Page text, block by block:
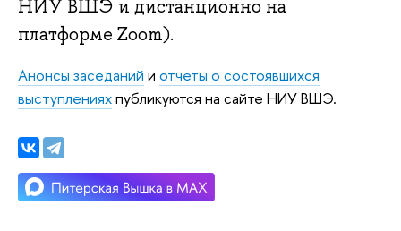
НИУ ВШЭ и дистанционно на
платформе Zoom).
Анонсы заседаний и отчеты о состоявшихся
выступленияхпубликуются на сайте НИУ ВШЭ.